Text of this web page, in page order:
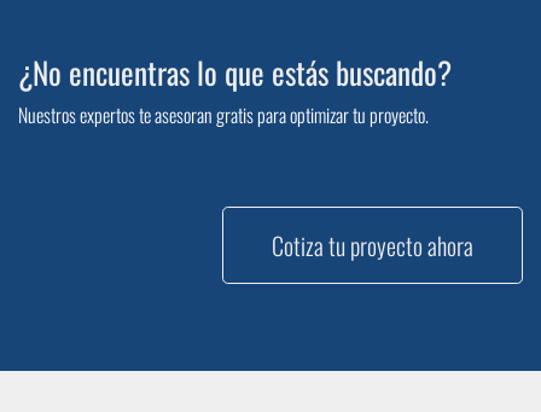
¿No encuentras lo que estás buscando?
Nuestros expertos te asesoran gratis para optimizar tu proyecto.
Cotiza tu proyecto ahora